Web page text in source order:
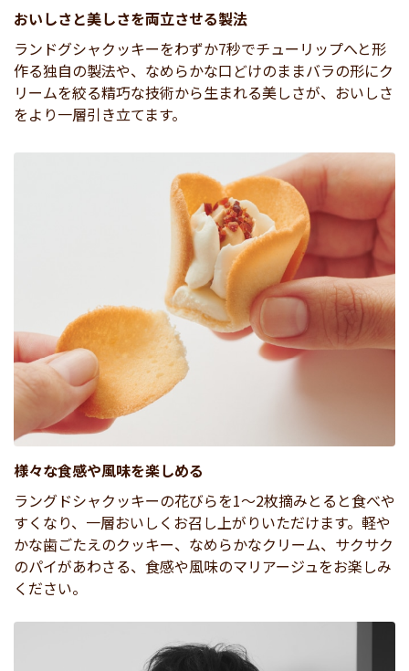
おいしさと美しさを両立させる製法
ランドグシャクッキーをわずか7秒でチューリップへと形
作る独自の製法や、なめらかな口どけのままバラの形にク
リームを絞る精巧な技術から生まれる美しさが、おいしさ
をより一層引き立てます。
様々な食感や風味を楽しめる
ラングドシャクッキーの花びらを1～2枚摘みとると食べや
すくなり、一層おいしくお召し上がりいただけます。軽や
かな歯ごたえのクッキー、なめらかなクリーム、サクサク
のパイがあわさる、食感や風味のマリアージュをお楽しみ
ください。